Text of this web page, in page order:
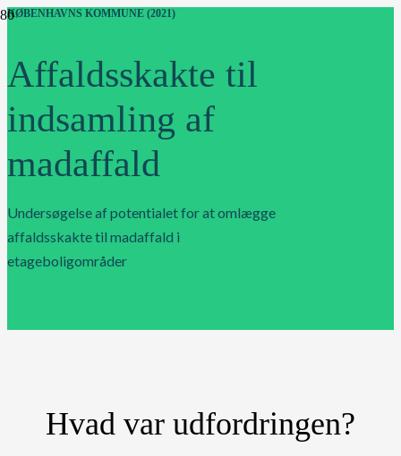
KØBENHAVNS KOMMUNE (2021)
Affaldsskakte til
indsamling af
madaffald
Undersøgelse af potentialet for at omlægge
affaldsskakte til madaffald i
etageboligområder
Hvad var udfordringen?